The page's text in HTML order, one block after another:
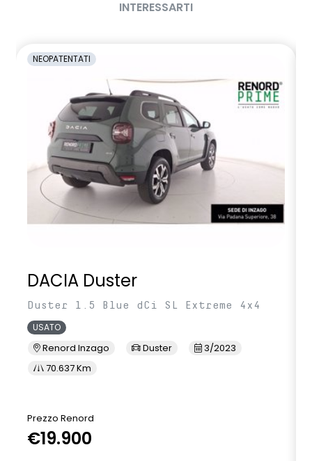
INTERESSARTI
NEOPATENTATI
DACIA Duster
Duster 1.5 Blue dCi SL Extreme 4x4
USATO
Renord Inzago Duster
3/2023
70.637 Km
Prezzo Renord
€19.900